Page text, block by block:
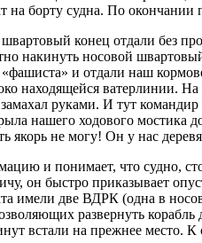
на борту судна. По
конец отдали без
накинуть носовой
и отдали наш
находящейся ватерлинии.
руками. И тут
нашего ходового
якорь не могу! Он у нас
и понимает, что судно,
он быстро приказывает
имели две ВДРК (одна в
развернуть
встали на прежнее место. К